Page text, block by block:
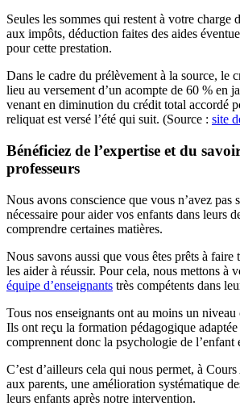
Seules les sommes qui restent à votre charge
aux impôts, déduction faites des aides
pour cette prestation.
Dans le cadre du prélèvement à la source, le
lieu au versement d’un acompte de 60 % en
venant en diminution du crédit total accordé
reliquat est versé l’été qui suit. (Source : site
Bénéficiez de l’expertise et du
professeurs
Nous avons conscience que vous n’avez pas
nécessaire pour aider vos enfants dans leurs
comprendre certaines matières.
Nous savons aussi que vous êtes prêts à
les aider à réussir. Pour cela, nous mettons à
équipe d’enseignants très compétents dans
Tous nos enseignants ont au moins un
Ils ont reçu la formation pédagogique
comprennent donc la psychologie de l’enfant
C’est d’ailleurs cela qui nous permet, à
aux parents, une amélioration systématique
leurs enfants après notre intervention.